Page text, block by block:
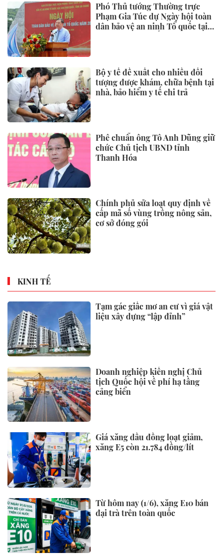
Phó Thủ tướng Thường trực
Phạm Gia Túc dự Ngày hội toàn
dân bảo vệ an ninh Tổ quốc tại
Bộ y tế đề xuất cho nhiều đối
tượng được khám, chữa bệnh tại
nhà, bảo hiểm y tế chi trả
Phê chuẩn ông Tô Anh Dũng giữ
chức Chủ tịch UBND tỉnh
Thanh Hóa
Chính phủ sửa loạt quy định về
cấp mã số vùng trồng nông sản,
cơ sở đóng gói
KINH TẾ
Tạm gác giấc mơ an cư vì giá vật
liệu xây dựng “lập đỉnh”
Doanh nghiệp kiến nghị Chủ
tịch Quốc hội về phí hạ tầng
cảng biển
Giá xăng dầu đồng loạt giảm,
xăng E5 còn 21.784 đồng/lít
Từ hôm nay (1/6), xăng E10 bán
đại trà trên toàn quốc